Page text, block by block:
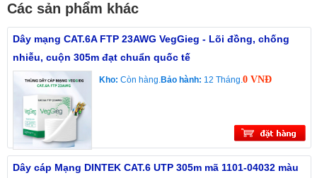
Các sản phẩm khác
Dây mạng CAT.6A FTP 23AWG VegGieg - Lõi đồng, chống
nhiễu, cuộn 305m đạt chuẩn quốc tế
Kho: Còn hàng.Bảo hành: 12 Tháng.0 VNĐ
Dây cáp Mạng DINTEK CAT.6 UTP 305m mã 1101-04032 màu